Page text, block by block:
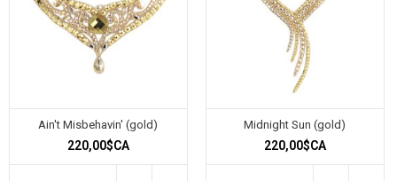
Ain't Misbehavin' (gold)
220,00$CA
Midnight Sun (gold)
220,00$CA